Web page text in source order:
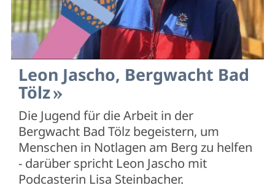
Leon Jascho, Bergwacht Bad
Tölz
Die Jugend für die Arbeit in der
Bergwacht Bad Tölz begeistern, um
Menschen in Notlagen am Berg zu helfen
- darüber spricht Leon Jascho mit
Podcasterin Lisa Steinbacher.